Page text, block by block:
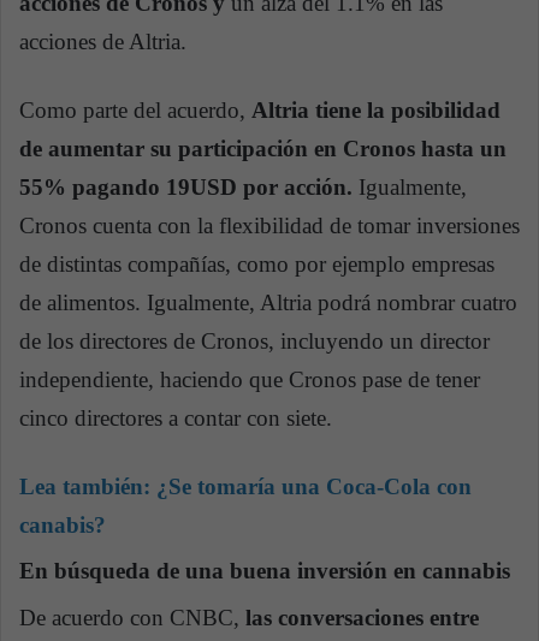
acciones de Altria.
Como parte del acuerdo, Altria tiene la posibilidad
de aumentar su participación en Cronos hasta un
55% pagando 19USD por acción. Igualmente,
Cronos cuenta con la flexibilidad de tomar inversiones
de distintas compañías, como por ejemplo empresas
de alimentos. Igualmente, Altria podrá nombrar cuatro
de los directores de Cronos, incluyendo un director
independiente, haciendo que Cronos pase de tener
cinco directores a contar con siete.
Lea también: ¿Se tomaría una Coca-Cola con
canabis?
En búsqueda de una buena inversión en cannabis
De acuerdo con CNBC, las conversaciones entre